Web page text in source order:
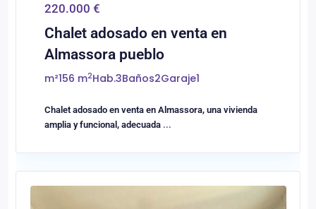
220.000 €
Chalet adosado en venta en
Almassora pueblo
m²156 m2Hab.3Baños2Garaje1
Chalet adosado en venta en Almassora, una vivienda
amplia y funcional, adecuada ...
0 Castellón/Castelló